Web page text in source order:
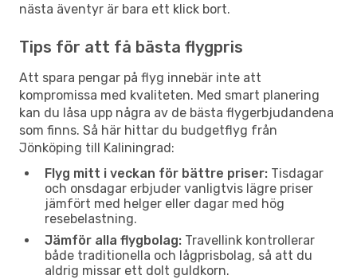
nästa äventyr är bara ett klick bort.
Tips för att få bästa flygpris
Att spara pengar på flyg innebär inte att
kompromissa med kvaliteten. Med smart planering
kan du låsa upp några av de bästa flygerbjudandena
som finns. Så här hittar du budgetflyg från
Jönköping till Kaliningrad:
Flyg mitt i veckan för bättre priser: Tisdagar
och onsdagar erbjuder vanligtvis lägre priser
jämfört med helger eller dagar med hög
resebelastning.
Jämför alla flygbolag: Travellink kontrollerar
både traditionella och lågprisbolag, så att du
aldrig missar ett dolt guldkorn.